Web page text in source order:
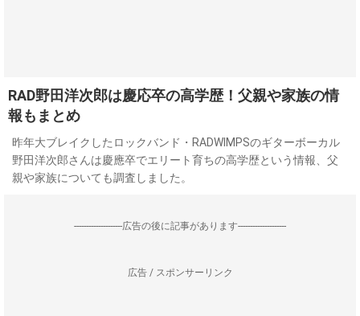
RAD野田洋次郎は慶応卒の高学歴！父親や家族の情
報もまとめ
昨年大ブレイクしたロックバンド・RADWIMPSのギターボーカル
野田洋次郎さんは慶應卒でエリート育ちの高学歴という情報、父
親や家族についても調査しました。
--------------------広告の後に記事があります--------------------
広告 / スポンサーリンク